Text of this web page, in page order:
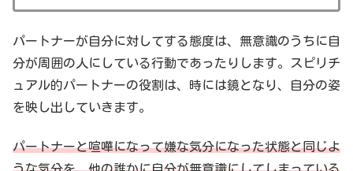
パートナーが自分に対してする態度は、無意識のうちに自
分が周囲の人にしている行動であったりします。スピリチ
ュアル的パートナーの役割は、時には鏡となり、自分の姿
を映し出していきます。
パートナーと喧嘩になって嫌な気分になった状態と同じよ